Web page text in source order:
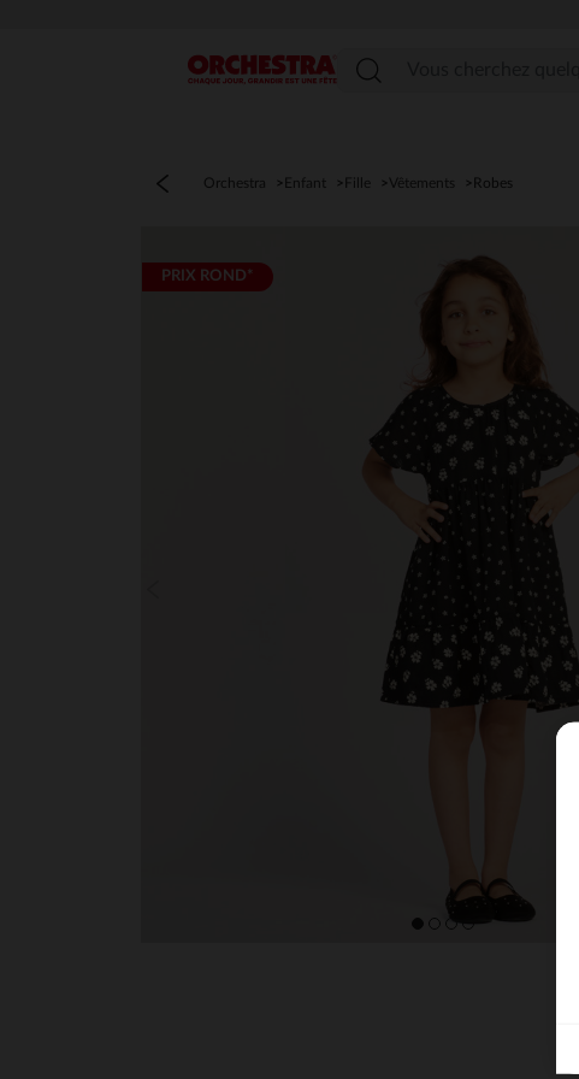
Menu
Orchestra Enfant Fille Vêtements Robes
PRIX ROND*